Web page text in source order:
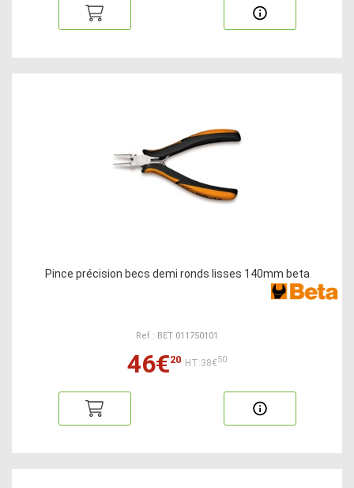
Pince précision becs demi ronds lisses 140mm beta
Ref : BET 011750101
46€20 HT:38€50